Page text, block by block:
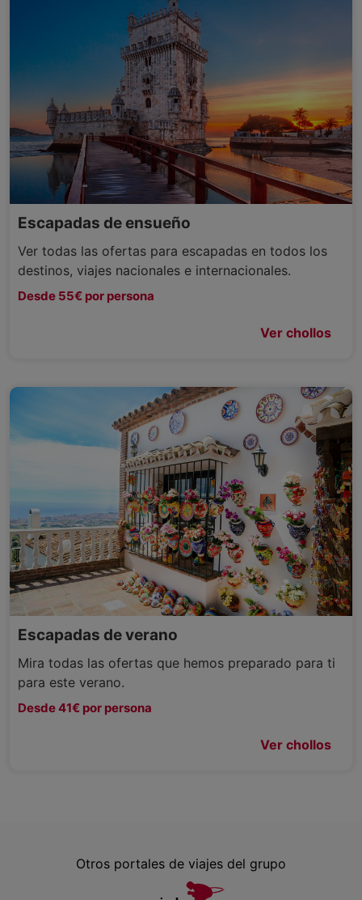
Escapadas de ensueño
Ver todas las ofertas para escapadas en todos los
destinos, viajes nacionales e internacionales.
Desde 55€ por persona
Ver chollos
Escapadas de verano
Mira todas las ofertas que hemos preparado para ti
para este verano.
Desde 41€ por persona
Ver chollos
Otros portales de viajes del grupo